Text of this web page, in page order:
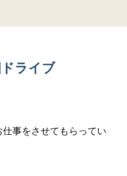
ライブ
事をさせてもらってい